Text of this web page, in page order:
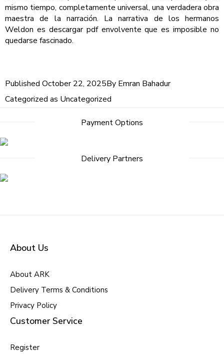
mismo tiempo, completamente universal, una verdadera obra
maestra de la narración. La narrativa de los hermanos
Weldon es descargar pdf envolvente que es imposible no
quedarse fascinado.
Published October 22, 2025By Emran Bahadur
Categorized as Uncategorized
Payment Options
Delivery Partners
About Us
About ARK
Delivery Terms & Conditions
Privacy Policy
Customer Service
Register